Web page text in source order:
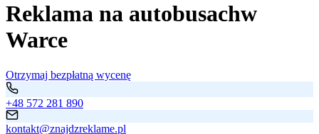
Reklama na autobusachw
Warce
Otrzymaj bezpłatną wycenę
+48 572 281 890
kontakt@znajdzreklame.pl